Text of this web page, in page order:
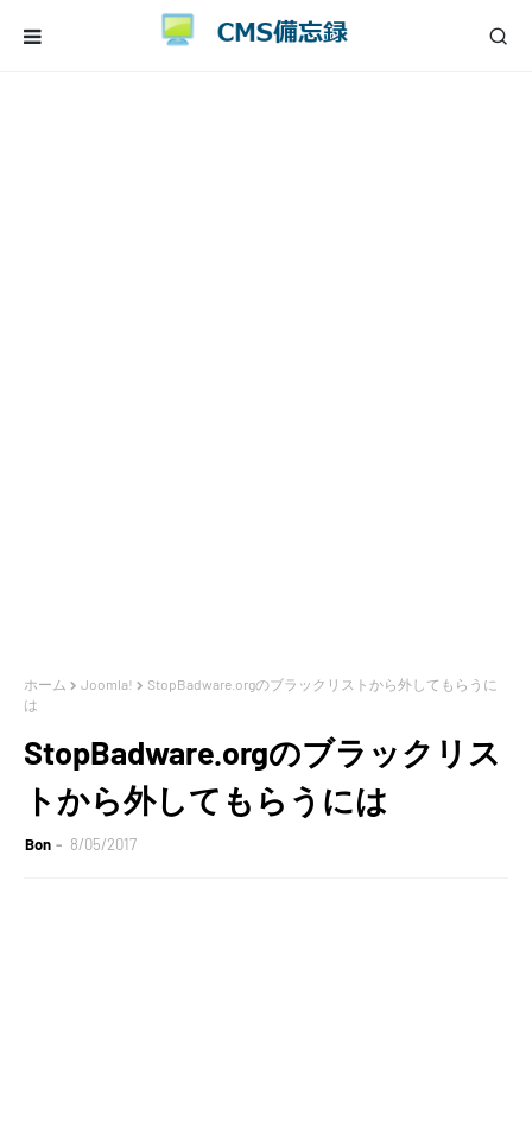
ホーム Joomla!
StopBadware.orgのブラックリストから外してもらうに
は
StopBadware.orgのブラックリス
トから外してもらうには
Bon 8/05/2017